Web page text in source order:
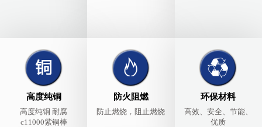
高度纯铜
高度纯铜 耐腐
c11000紫铜棒
防火阻燃
防止燃烧，阻止燃烧
环保材料
高效、安全、节能、
优质